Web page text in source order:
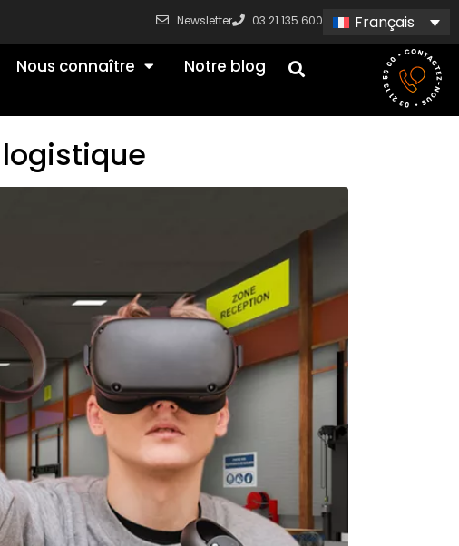
Newsletter 03 21 135 600 Français
Nous connaître Notre blog
logistique